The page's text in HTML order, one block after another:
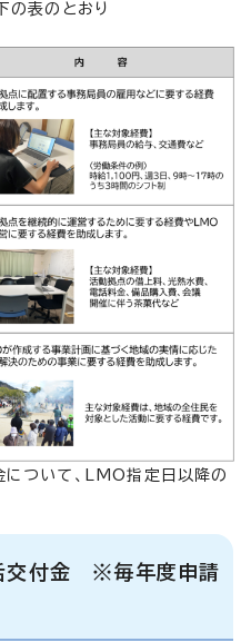
の表のとおり
ついて、LMO指定日以降の
交付金 ※毎年度申請